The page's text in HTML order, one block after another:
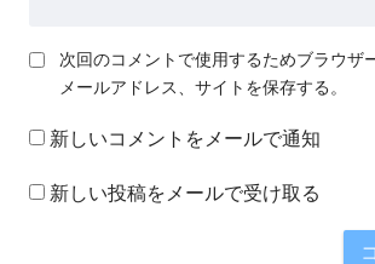
次回のコメントで使用するためブラウザ
メールアドレス、サイトを保存する。
新しいコメントをメールで通知
新しい投稿をメールで受け取る